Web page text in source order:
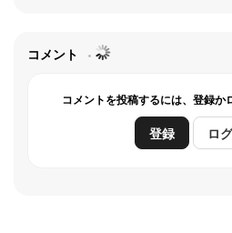
コメント
コメントを投稿するには、登録か
登録 ロ